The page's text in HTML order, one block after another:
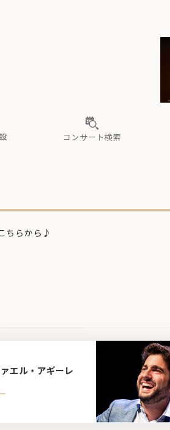
ストラの楽屋から 海の向こうの音楽家
いオーケストラコンサート
コンサート検索
ル 有料ライブ配信スケジュール
な は ま や ら わ
ちらから♪
エル・アギーレ